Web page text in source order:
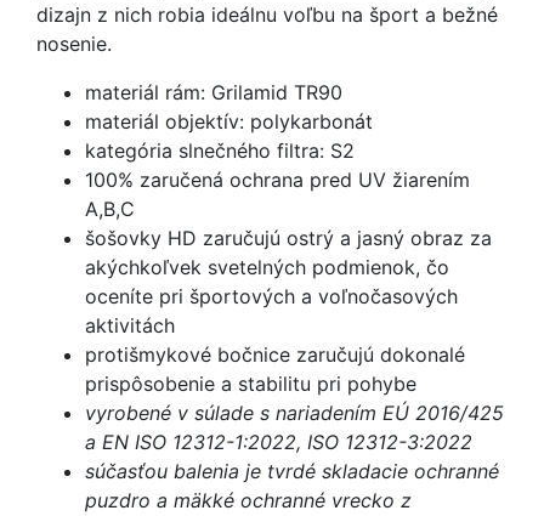
dizajn z nich robia ideálnu voľbu na šport a bežné
nosenie.
materiál rám: Grilamid TR90
materiál objektív: polykarbonát
kategória slnečného filtra: S2
100% zaručená ochrana pred UV žiarením
A,B,C
šošovky HD zaručujú ostrý a jasný obraz za
akýchkoľvek svetelných podmienok, čo
oceníte pri športových a voľnočasových
aktivitách
protišmykové bočnice zaručujú dokonalé
prispôsobenie a stabilitu pri pohybe
vyrobené v súlade s nariadením EÚ 2016/425
a EN ISO 12312-1:2022, ISO 12312-3:2022
súčasťou balenia je tvrdé skladacie ochranné
puzdro a mäkké ochranné vrecko z